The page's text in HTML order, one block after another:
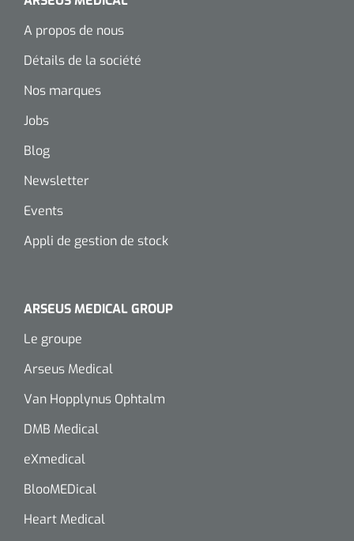
Wearables
Logiciel
Kits d'instruments
Champs stériles
Produits pour le traitement des plaies chroniques
Pansements en argent
Pansement en mousse
Pansements avec interface transparente
Alginates
Dissolvant de couche adhésive
A propos de nous
Détails de la société
Nos marques
Jobs
Blog
Newsletter
Events
Appli de gestion de stock
ARSEUS MEDICAL GROUP
Le groupe
Arseus Medical
Van Hopplynus Ophtalm
DMB Medical
eXmedical
BlooMEDical
Heart Medical